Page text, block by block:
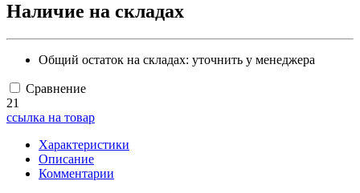
Наличие на складах
Общий остаток на складах: уточнить у менеджера
Сравнение
21
ссылка на товар
Характеристики
Описание
Комментарии